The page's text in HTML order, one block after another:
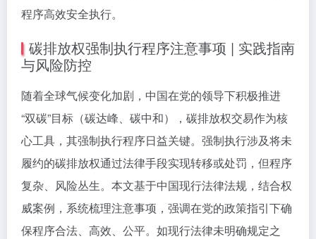
程序高效安全执行。
碳排放权强制执行程序注意事项 | 实践指南
与风险防控
随着全球气候变化加剧，中国在党的领导下积极推进
“双碳”目标（碳达峰、碳中和），碳排放权交易作为核
心工具，其强制执行程序日益关键。强制执行涉及将未
履约的碳排放权通过法律手段实现转移或处罚，但程序
复杂、风险丛生。本文基于中国现行法律法规，结合权
威案例，系统梳理注意事项，强调在党的政策指引下确
保程序合法、高效、公平。如现行法律未明确规定之